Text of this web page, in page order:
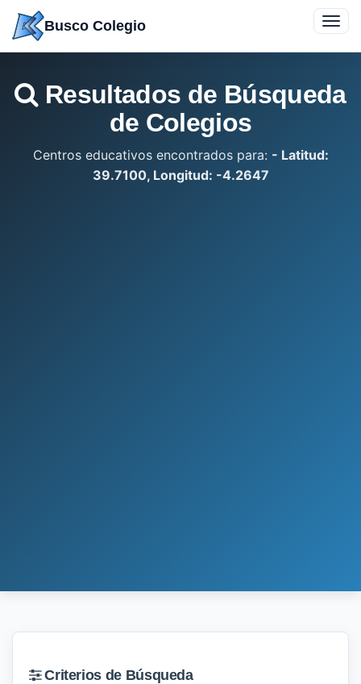
contenido
Busco Colegio
Resultados de Búsqueda
de Colegios
Centros educativos encontrados para: - Latitud:
39.7100, Longitud: -4.2647
Criterios de Búsqueda